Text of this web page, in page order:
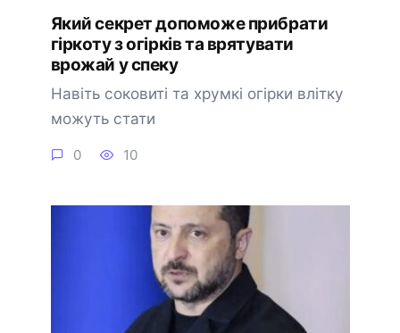
Який секрет допоможе прибрати
гіркоту з огірків та врятувати
врожай у спеку
Навіть соковиті та хрумкі огірки влітку
можуть стати
0 10